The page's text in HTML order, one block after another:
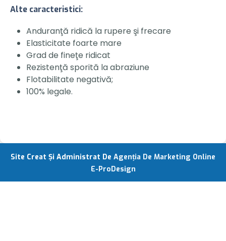
Alte caracteristici:
Anduranţă ridică la rupere şi frecare
Elasticitate foarte mare
Grad de fineţe ridicat
Rezistenţă sporită la abraziune
Flotabilitate negativă;
100% legale.
Site Creat Și Administrat De Agenția De Marketing Online
E-ProDesign